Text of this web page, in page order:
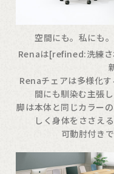
空間にも。私にも
Renaは[refined:洗練
Renaチェアは多様化
間にも馴染む主張
脚は本体と同じカラー
しく身体をささえ
可動肘付き